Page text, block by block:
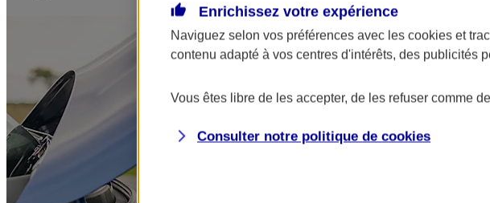
Enrichissez votre expérience
Naviguez selon vos préférences avec les cookies et
contenu adapté à vos centres d'intérêts, des publicités
Vous êtes libre de les accepter, de les refuser comme
Consulter notre politique de cookies